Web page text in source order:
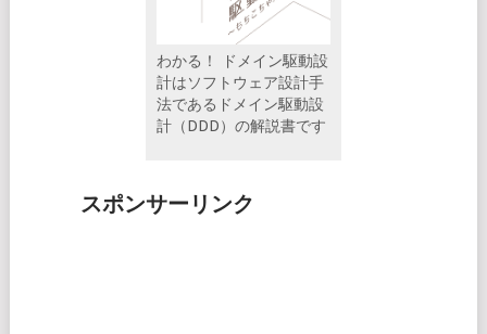
わかる！ ドメイン駆動設
計はソフトウェア設計手
法であるドメイン駆動設
計（DDD）の解説書です
スポンサーリンク